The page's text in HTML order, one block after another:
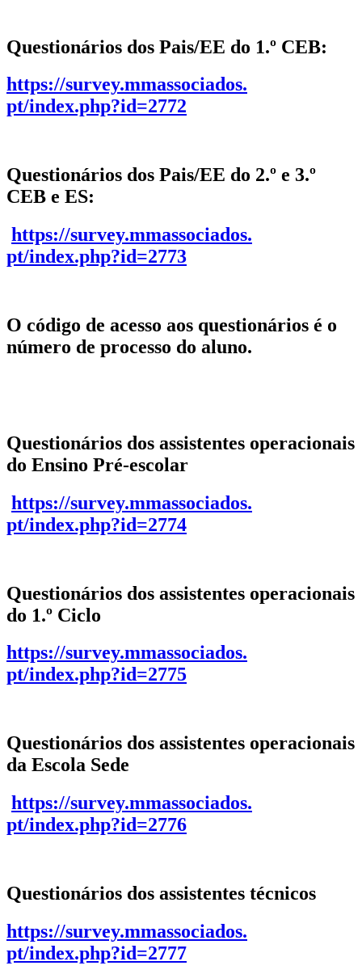
Questionários dos Pais/EE do 1.º CEB:
https://survey.mmassociados.
pt/index.php?id=2772
Questionários dos Pais/EE do 2.º e 3.º
CEB e ES:
https://survey.mmassociados.
pt/index.php?id=2773
O código de acesso aos questionários é o
número de processo do aluno.
Questionários dos assistentes operacionais
do Ensino Pré-escolar
https://survey.mmassociados.
pt/index.php?id=2774
Questionários dos assistentes operacionais
do 1.º Ciclo
https://survey.mmassociados.
pt/index.php?id=2775
Questionários dos assistentes operacionais
da Escola Sede
https://survey.mmassociados.
pt/index.php?id=2776
Questionários dos assistentes técnicos
https://survey.mmassociados.
pt/index.php?id=2777